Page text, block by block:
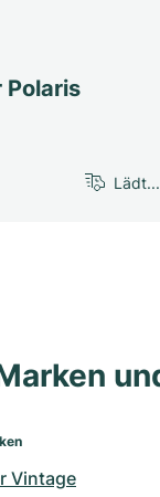
Polaris
Lädt...
Vintage